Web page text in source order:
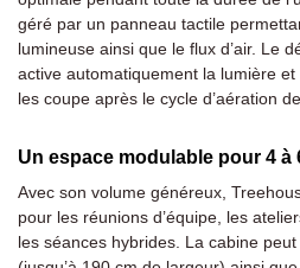
géré par un panneau tactile
lumineuse ainsi que le flux d’air. Le
active automatiquement la lumière et
les coupe après le cycle d’aération
Un espace modulable pour 4 à
Avec son volume généreux,
pour les réunions d’équipe, les
les séances hybrides. La cabine